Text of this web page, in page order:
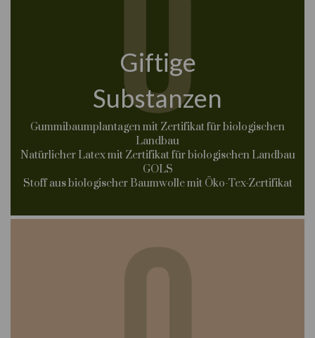
Giftige
Substanzen
Gummibaumplantagen mit Zertifikat für biologischen
Landbau
Natürlicher Latex mit Zertifikat für biologischen Landbau
GOLS
Stoff aus biologischer Baumwolle mit Öko-Tex-Zertifikat